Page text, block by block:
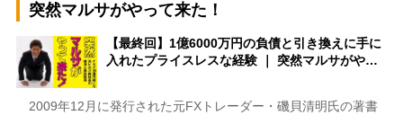
突然マルサがやって来た！
【最終回】1億6000万円の負債と引き換えに手に
入れたプライスレスな経験 ｜ 突然マルサがや…
2009年12月に発行された元FXトレーダー・磯貝清明氏の著書